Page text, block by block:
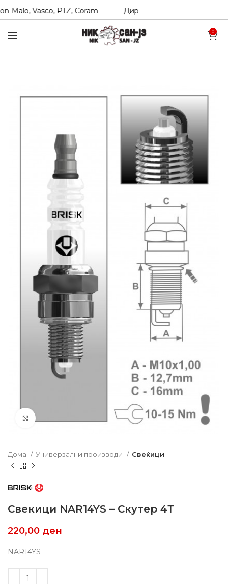
Vasco, PTZ, Coram Директни увозници на
0
Дома Универзални производи Свеќици
Свекици NAR14YS – Скутер 4Т
220,00 ден
NAR14YS